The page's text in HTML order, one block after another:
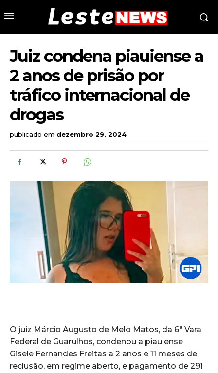
Juiz condena piauiense a
2 anos de prisão por
tráfico internacional de
drogas
publicado em dezembro 29, 2024
O juiz Márcio Augusto de Melo Matos, da 6ª Vara
Federal de Guarulhos, condenou a piauiense
Gisele Fernandes Freitas a 2 anos e 11 meses de
reclusão, em regime aberto, e pagamento de 291